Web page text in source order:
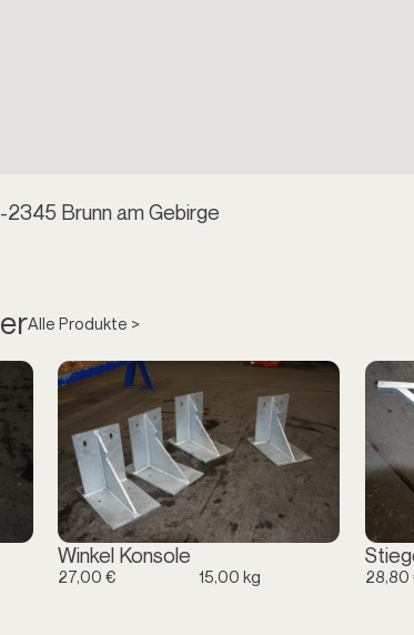
2345 Brunn am Gebirge
Alle Produkte >
Winkel Konsole
27,00 € 15,00 kg 28,80